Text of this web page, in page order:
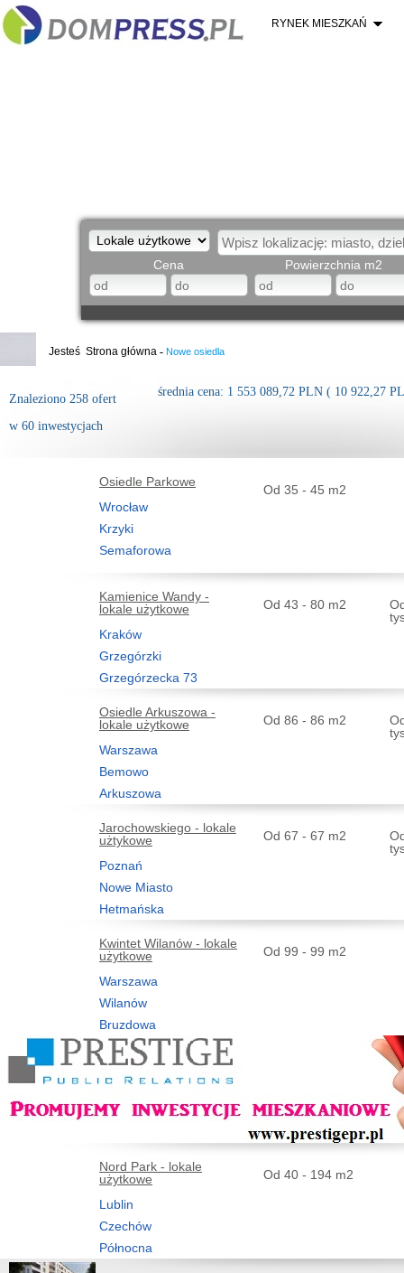
RYNEK MIESZKAŃ
Cena Powierzchnia m2
Jesteś Strona główna - Nowe osiedla
Znaleziono 258 ofert
w 60 inwestycjach
średnia cena: 1 553 089,72 PLN ( 10 922,27
Osiedle Parkowe
Wrocław
Krzyki
Semaforowa
Od 35 - 45 m2
Kamienice Wandy -
lokale użytkowe
Kraków
Grzegórzki
Grzegórzecka 73
Od 43 - 80 m2
Osiedle Arkuszowa -
lokale użytkowe
Warszawa
Bemowo
Arkuszowa
Od 86 - 86 m2
Jarochowskiego - lokale
użtykowe
Poznań
Nowe Miasto
Hetmańska
Od 67 - 67 m2
Kwintet Wilanów - lokale
użytkowe
Warszawa
Wilanów
Bruzdowa
Od 99 - 99 m2
Nord Park - lokale
użytkowe
Lublin
Czechów
Północna
Od 40 - 194 m2